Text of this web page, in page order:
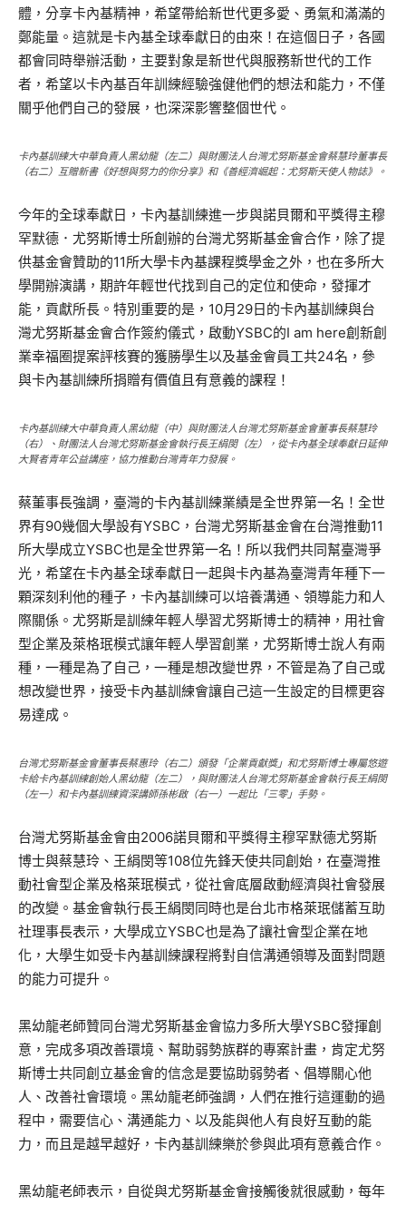
體，分享卡內基精神，希望帶給新世代更多愛、勇氣和滿滿的
鄭能量。這就是卡內基全球奉獻日的由來！在這個日子，各國
都會同時舉辦活動，主要對象是新世代與服務新世代的工作
者，希望以卡內基百年訓練經驗強健他們的想法和能力，不僅
關乎他們自己的發展，也深深影響整個世代。
卡內基訓練大中華負責人黑幼龍（左二）與財團法人台灣尤努斯基金會蔡慧玲董事長
（右二）互贈新書《好想與努力的你分享》和《善經濟崛起：尤努斯天使人物誌》。
今年的全球奉獻日，卡內基訓練進一步與諾貝爾和平獎得主穆
罕默德．尤努斯博士所創辦的台灣尤努斯基金會合作，除了提
供基金會贊助的11所大學卡內基課程獎學金之外，也在多所大
學開辦演講，期許年輕世代找到自己的定位和使命，發揮才
能，貢獻所長。特別重要的是，10月29日的卡內基訓練與台
灣尤努斯基金會合作簽約儀式，啟動YSBC的I am here創新創
業幸福圈提案評核賽的獲勝學生以及基金會員工共24名，參
與卡內基訓練所捐贈有價值且有意義的課程！
卡內基訓練大中華負責人黑幼龍（中）與財團法人台灣尤努斯基金會董事長蔡慧玲
（右）、財團法人台灣尤努斯基金會執行長王絹閔（左），從卡內基全球奉獻日延伸
大賢者青年公益講座，協力推動台灣青年力發展。
蔡董事長強調，臺灣的卡內基訓練業績是全世界第一名！全世
界有90幾個大學設有YSBC，台灣尤努斯基金會在台灣推動11
所大學成立YSBC也是全世界第一名！所以我們共同幫臺灣爭
光，希望在卡內基全球奉獻日一起與卡內基為臺灣青年種下一
顆深刻利他的種子，卡內基訓練可以培養溝通、領導能力和人
際關係。尤努斯是訓練年輕人學習尤努斯博士的精神，用社會
型企業及萊格珉模式讓年輕人學習創業，尤努斯博士說人有兩
種，一種是為了自己，一種是想改變世界，不管是為了自己或
想改變世界，接受卡內基訓練會讓自己這一生設定的目標更容
易達成。
台灣尤努斯基金會董事長蔡惠玲（右二）頒發「企業貢獻獎」和尤努斯博士專屬悠遊
卡給卡內基訓練創始人黑幼龍（左二），與財團法人台灣尤努斯基金會執行長王絹閔
（左一）和卡內基訓練資深講師孫彬啟（右一）一起比「三零」手勢。
台灣尤努斯基金會由2006諾貝爾和平獎得主穆罕默德尤努斯
博士與蔡慧玲、王絹閔等108位先鋒天使共同創始，在臺灣推
動社會型企業及格萊珉模式，從社會底層啟動經濟與社會發展
的改變。基金會執行長王絹閔同時也是台北市格萊珉儲蓄互助
社理事長表示，大學成立YSBC也是為了讓社會型企業在地
化，大學生如受卡內基訓練課程將對自信溝通領導及面對問題
的能力可提升。
黑幼龍老師贊同台灣尤努斯基金會協力多所大學YSBC發揮創
意，完成多項改善環境、幫助弱勢族群的專案計畫，肯定尤努
斯博士共同創立基金會的信念是要協助弱勢者、倡導關心他
人、改善社會環境。黑幼龍老師強調，人們在推行這運動的過
程中，需要信心、溝通能力、以及能與他人有良好互動的能
力，而且是越早越好，卡內基訓練樂於參與此項有意義合作。
黑幼龍老師表示，自從與尤努斯基金會接觸後就很感動，每年